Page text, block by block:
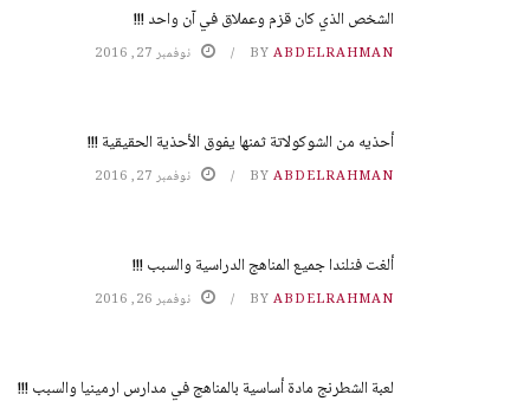
الشخص الذي كان قزم وعملاق في آن واحد !!!
BY ABDELRAHMAN نوفمبر 27, 2016
أحذيه من الشوكولاتة ثمنها يفوق الأحذية الحقيقية !!!
BY ABDELRAHMAN نوفمبر 27, 2016
ألغت فنلندا جميع المناهج الدراسية والسبب !!!
BY ABDELRAHMAN نوفمبر 26, 2016
لعبة الشطرنج مادة أساسية بالمناهج في مدارس ارمينيا والسبب !!!